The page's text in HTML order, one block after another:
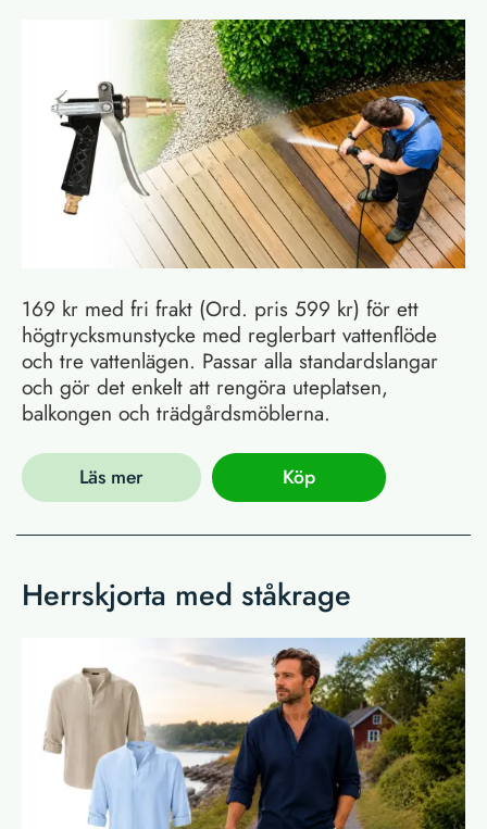
169 kr med fri frakt (Ord. pris 599 kr) för ett
högtrycksmunstycke med reglerbart vattenflöde
och tre vattenlägen. Passar alla standardslangar
och gör det enkelt att rengöra uteplatsen,
balkongen och trädgårdsmöblerna.
Läs mer Köp
Herrskjorta med ståkrage